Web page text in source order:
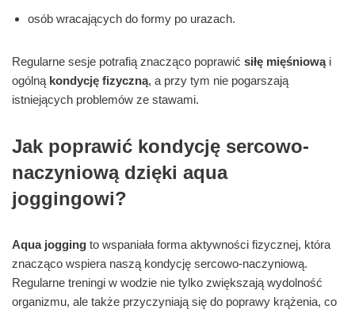
osób wracających do formy po urazach.
Regularne sesje potrafią znacząco poprawić siłę mięśniowąi
ogólną kondycję fizyczną, a przy tym nie pogarszają
istniejących problemów ze stawami.
Jak poprawić kondycję sercowo-
naczyniową dzięki aqua
joggingowi?
Aqua jogging to wspaniała forma aktywności fizycznej, która
znacząco wspiera naszą kondycję sercowo-naczyniową.
Regularne treningi w wodzie nie tylko zwiększają wydolność
organizmu, ale także przyczyniają się do poprawy krążenia, co